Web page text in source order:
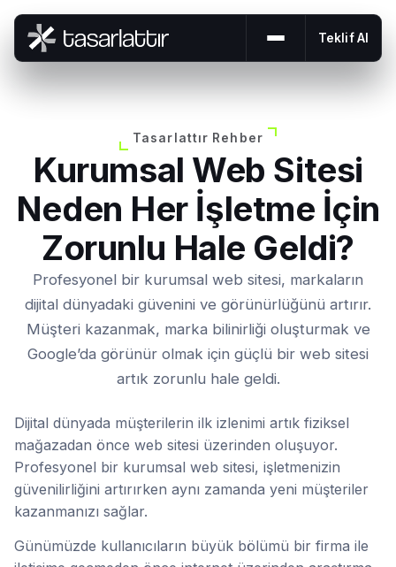
Menüyü aç veya
Teklif Al
Tasarlattır Rehber
Kurumsal Web Sitesi
Neden Her İşletme İçin
Zorunlu Hale Geldi?
Profesyonel bir kurumsal web sitesi, markaların
dijital dünyadaki güvenini ve görünürlüğünü artırır.
Müşteri kazanmak, marka bilinirliği oluşturmak ve
Google’da görünür olmak için güçlü bir web sitesi
artık zorunlu hale geldi.
Kurumsal Web Sitesi Neden Her
Dijital dünyada müşterilerin ilk izlenimi artık fiziksel
mağazadan önce web sitesi üzerinden oluşuyor.
Profesyonel bir kurumsal web sitesi, işletmenizin
güvenilirliğini artırırken aynı zamanda yeni müşteriler
kazanmanızı sağlar.
Günümüzde kullanıcıların büyük bölümü bir firma ile